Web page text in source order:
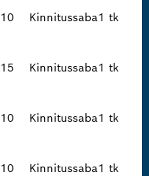
10 Kinnitussaba1 tk
15 Kinnitussaba1 tk
10 Kinnitussaba1 tk
10 Kinnitussaba1 tk